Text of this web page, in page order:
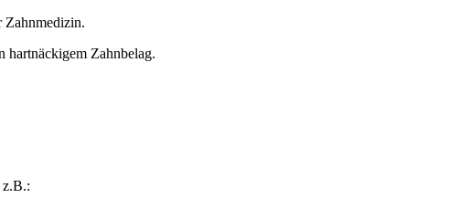
Zahnmedizin.
hartnäckigem Zahnbelag.
z.B.: